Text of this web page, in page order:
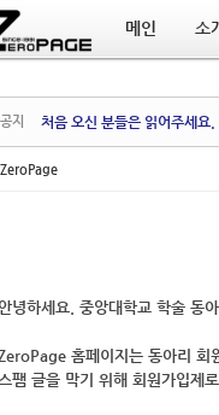
메인 소
공지 처음 오신 분들은 읽어주세요.
ZeroPage
안녕하세요. 중앙대학교 학술 동
홈페이지는 동아리 회
팸 글을 막기 위해 회원가입제
치북5
치북5